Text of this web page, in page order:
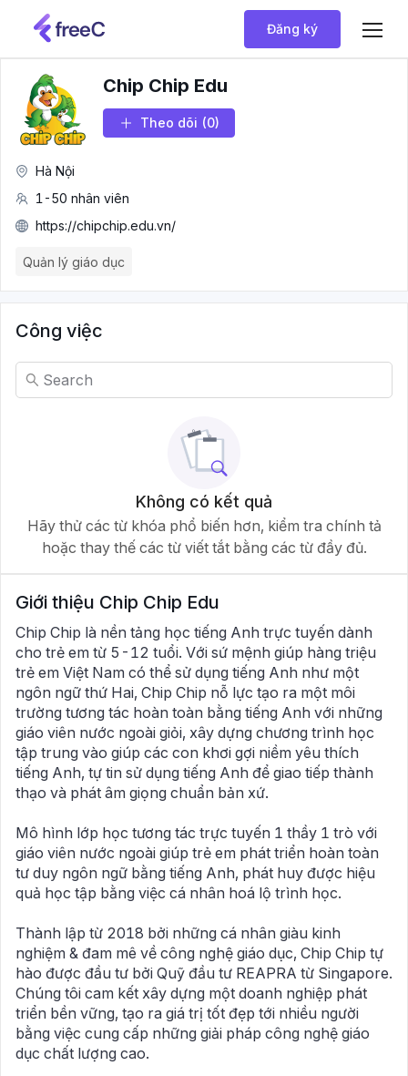
Đăng ký
Chip Chip Edu
Theo dõi (0)
Hà Nội
1-50 nhân viên
https://chipchip.edu.vn/
Quản lý giáo dục
Công việc
Không có kết quả
Hãy thử các từ khóa phổ biến hơn, kiểm tra chính tả
hoặc thay thế các từ viết tắt bằng các từ đầy đủ.
Giới thiệu Chip Chip Edu
Chip Chip là nền tảng học tiếng Anh trực tuyến dành
cho trẻ em từ 5-12 tuổi. Với sứ mệnh giúp hàng triệu
trẻ em Việt Nam có thể sử dụng tiếng Anh như một
ngôn ngữ thứ Hai, Chip Chip nỗ lực tạo ra một môi
trường tương tác hoàn toàn bằng tiếng Anh với những
giáo viên nước ngoài giỏi, xây dựng chương trình học
tập trung vào giúp các con khơi gợi niềm yêu thích
tiếng Anh, tự tin sử dụng tiếng Anh để giao tiếp thành
thạo và phát âm giọng chuẩn bản xứ.
Mô hình lớp học tương tác trực tuyến 1 thầy 1 trò với
giáo viên nước ngoài giúp trẻ em phát triển hoàn toàn
tư duy ngôn ngữ bằng tiếng Anh, phát huy được hiệu
quả học tập bằng việc cá nhân hoá lộ trình học.
Thành lập từ 2018 bởi những cá nhân giàu kinh
nghiệm & đam mê về công nghệ giáo dục, Chip Chip tự
hào được đầu tư bởi Quỹ đầu tư REAPRA từ Singapore.
Chúng tôi cam kết xây dựng một doanh nghiệp phát
triển bền vững, tạo ra giá trị tốt đẹp tới nhiều người
bằng việc cung cấp những giải pháp công nghệ giáo
dục chất lượng cao.